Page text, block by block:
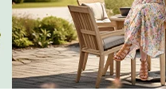
Stojany na oblečení
Zobrazit vše
ZAHRADNÍ